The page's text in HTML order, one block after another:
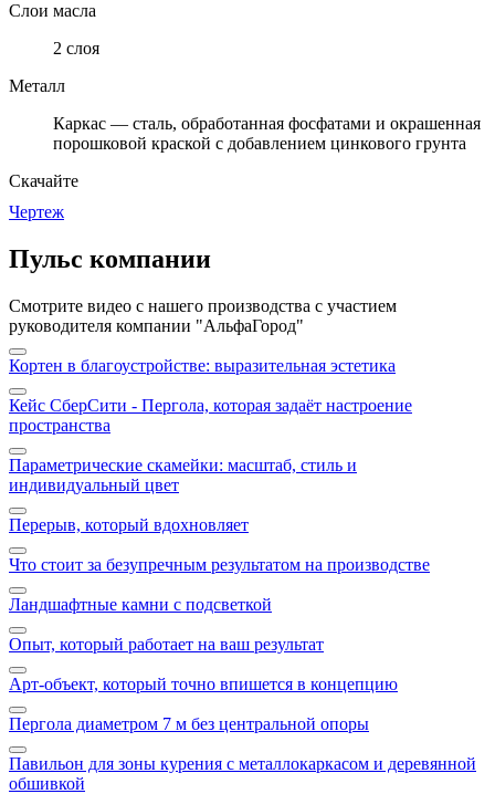
Слои масла
2 слоя
Металл
Каркас — сталь, обработанная фосфатами и окрашенная
порошковой краской с добавлением цинкового грунта
Скачайте
Чертеж
Пульс компании
Смотрите видео с нашего производства с участием
руководителя компании "АльфаГород"
Кортен в благоустройстве: выразительная эстетика
Кейс СберСити - Пергола, которая задаёт настроение
пространства
Параметрические скамейки: масштаб, стиль и
индивидуальный цвет
Перерыв, который вдохновляет
Что стоит за безупречным результатом на производстве
Ландшафтные камни с подсветкой
Опыт, который работает на ваш результат
Арт‑объект, который точно впишется в концепцию
Пергола диаметром 7 м без центральной опоры
Павильон для зоны курения с металлокаркасом и деревянной
обшивкой